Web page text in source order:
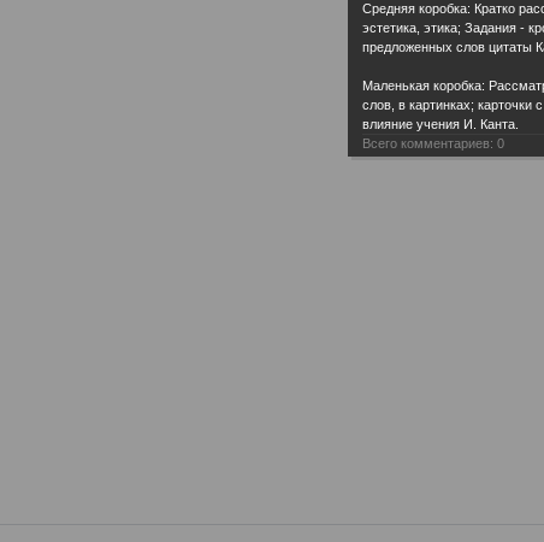
Средняя коробка: Кратко
эстетика, этика; Задания -
предложенных слов цитаты
Маленькая коробка:
слов, в картинках;
влияние учения И. Канта.
Всего комментариев: 0